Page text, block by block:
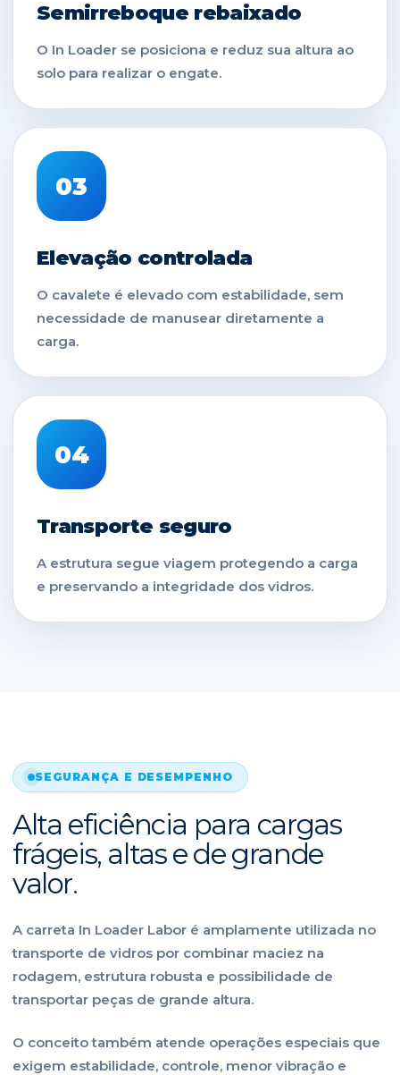
Semirreboque rebaixado
O In Loader se posiciona e reduz sua altura ao
solo para realizar o engate.
03
Elevação controlada
O cavalete é elevado com estabilidade, sem
necessidade de manusear diretamente a
carga.
04
Transporte seguro
A estrutura segue viagem protegendo a carga
e preservando a integridade dos vidros.
SEGURANÇA E DESEMPENHO
Alta eficiência para cargas
frágeis, altas e de grande
valor.
A carreta In Loader Labor é amplamente utilizada no
transporte de vidros por combinar maciez na
rodagem, estrutura robusta e possibilidade de
transportar peças de grande altura.
O conceito também atende operações especiais que
exigem estabilidade, controle, menor vibração e